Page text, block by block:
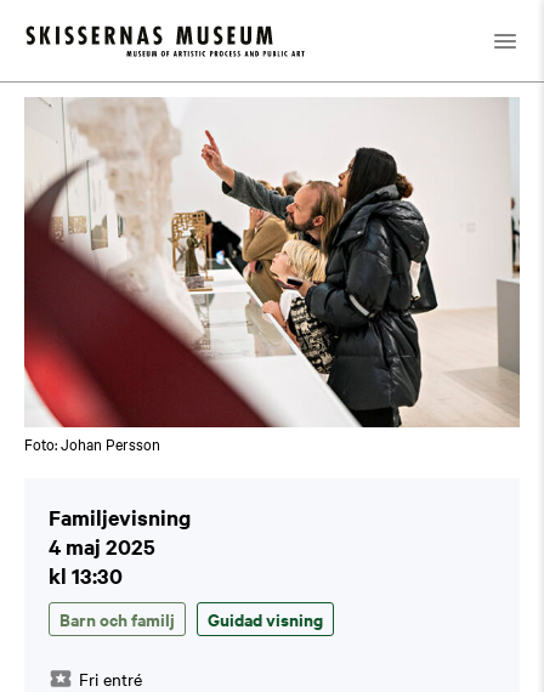
Kalender / Familjevisning
Foto: Johan Persson
Familjevisning
4 maj 2025
kl 13:30
Barn och familj Guidad visning
Fri entré